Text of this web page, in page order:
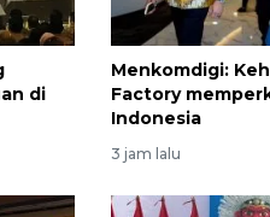
di
Menkomdigi:
Factory
Indonesia
3 jam lalu